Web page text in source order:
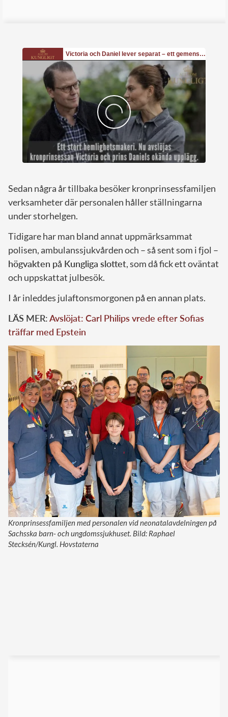
Sedan några år tillbaka besöker kronprinsessfamiljen
verksamheter där personalen håller ställningarna
under storhelgen.
Tidigare har man bland annat uppmärksammat
polisen, ambulanssjukvården och – så sent som i fjol –
högvakten på Kungliga slottet, som då fick ett oväntat
och uppskattat julbesök.
I år inleddes julaftonsmorgonen på en annan plats.
LÄS MER:Avslöjat: Carl Philips vrede efter Sofias
träffar med Epstein
Kronprinsessfamiljen med personalen vid neonatalavdelningen på
Sachsska barn- och ungdomssjukhuset. Bild: Raphael
Stecksén/Kungl. Hovstaterna